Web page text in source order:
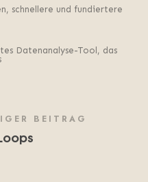
schnellere und fundiertere
Datenanalyse-Tool, das
BEITRAG